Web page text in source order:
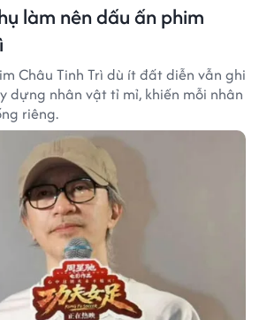
làm nên dấu ấn phim
Châu Tinh Trì dù ít đất diễn vẫn ghi
dựng nhân vật tỉ mỉ, khiến mỗi nhân
riêng.